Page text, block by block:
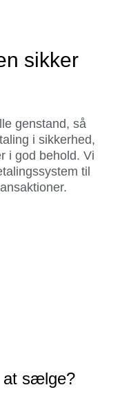
sikker
genstand, så
i sikkerhed,
i god behold. Vi
til
at sælge?